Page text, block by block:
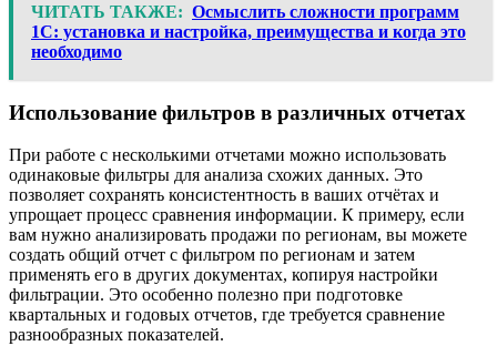
ЧИТАТЬ ТАКЖЕ: Осмыслить сложности программ
1С: установка и настройка, преимущества и когда это
необходимо
Использование фильтров в различных отчетах
При работе с несколькими отчетами можно использовать
одинаковые фильтры для анализа схожих данных. Это
позволяет сохранять консистентность в ваших отчётах и
упрощает процесс сравнения информации. К примеру, если
вам нужно анализировать продажи по регионам, вы можете
создать общий отчет с фильтром по регионам и затем
применять его в других документах, копируя настройки
фильтрации. Это особенно полезно при подготовке
квартальных и годовых отчетов, где требуется сравнение
разнообразных показателей.